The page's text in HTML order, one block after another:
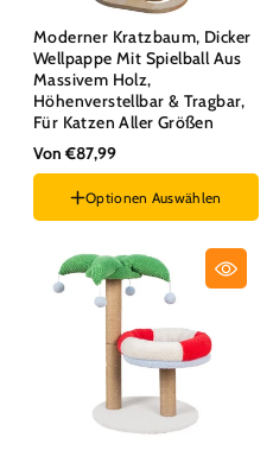
Moderner Kratzbaum, Dicker
Wellpappe Mit Spielball Aus
Massivem Holz,
Höhenverstellbar & Tragbar,
Für Katzen Aller Größen
Von €87,99
Stil :Kreis
Optionen Auswählen